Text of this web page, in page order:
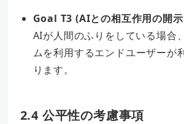
Goal T3 (AIとの相互作用の開
AIが人間のふりをしている場合
ムを利用するエンドユーザーが
ります。
2.4 公平性の考慮事項